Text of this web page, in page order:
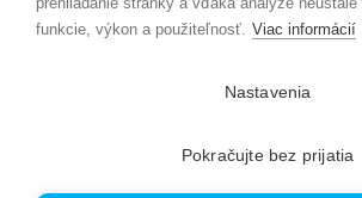
funkcie, výkon a použiteľnosť. Viac informácií
Nastavenia
Pokračujte bez prijatia
Online